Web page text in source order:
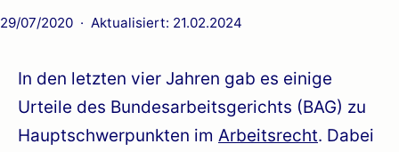
Veröffentlicht
29/07/2020 Aktualisiert: 21.02.2024
In den letzten vier Jahren gab es einige
Urteile des Bundesarbeitsgerichts (BAG) zu
Hauptschwerpunkten im Arbeitsrecht. Dabei